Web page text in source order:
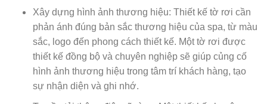
Xây dựng hình ảnh thương hiệu: Thiết kế tờ rơi cần
phản ánh đúng bản sắc thương hiệu của spa, từ màu
sắc, logo đến phong cách thiết kế. Một tờ rơi được
thiết kế đồng bộ và chuyên nghiệp sẽ giúp củng cố
hình ảnh thương hiệu trong tâm trí khách hàng, tạo
sự nhận diện và ghi nhớ.